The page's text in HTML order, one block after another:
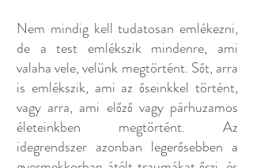
Nem mindig kell tudatosan emlékezni,
de a test emlékszik mindenre, ami
valaha vele, velünk megtörtént. Sőt, arra
is emlékszik, ami az őseinkkel történt,
vagy arra, ami előző vagy párhuzamos
életeinkben megtörtént. Az
idegrendszer azonban legerősebben a